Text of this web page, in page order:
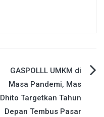
GASPOLLL UMKM di
Masa Pandemi, Mas
Dhito Targetkan Tahun
Depan Tembus Pasar